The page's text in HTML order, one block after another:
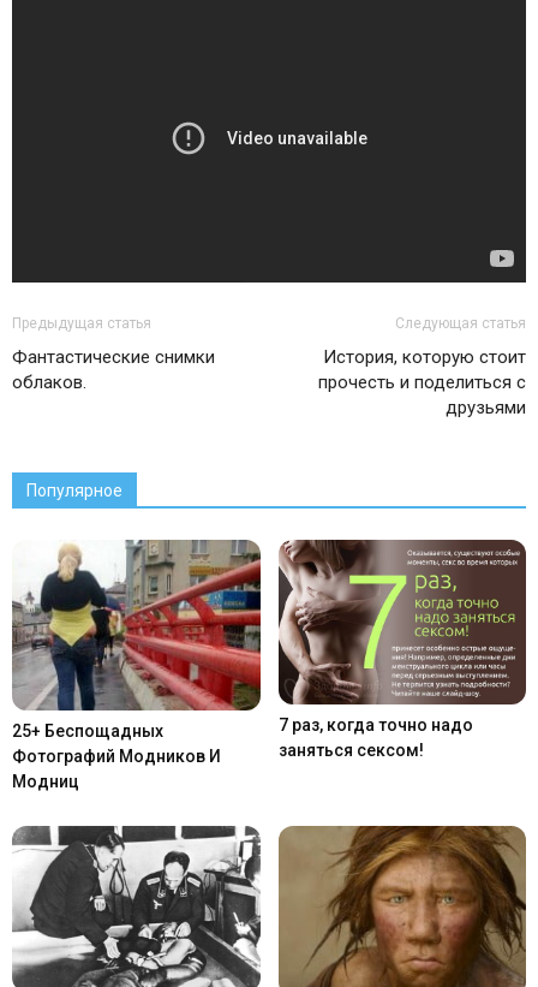
Предыдущая статья
Фантастические снимки
облаков.
Следующая статья
История, которую стоит
прочесть и поделиться с
друзьями
Популярное
25+ Беспощадных
Фотографий Модников И
Модниц
7 раз, когда точно надо
заняться сексом!